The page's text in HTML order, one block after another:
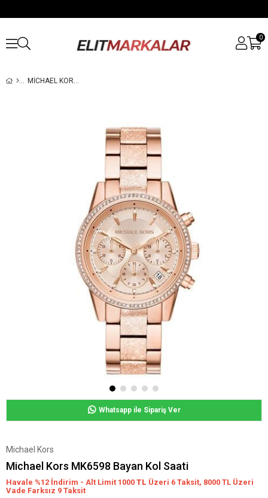
0
MICHAEL KORS MK6598 BAYAN KOL SAATI
Whatsapp ile Sipariş Ver
Michael Kors
Michael Kors MK6598 Bayan Kol Saati
Havale %12 İndirim - Alt Limit 1000 TL Üzeri 6 Taksit, 8000 TL Üzeri
Vade Farksız 9 Taksit